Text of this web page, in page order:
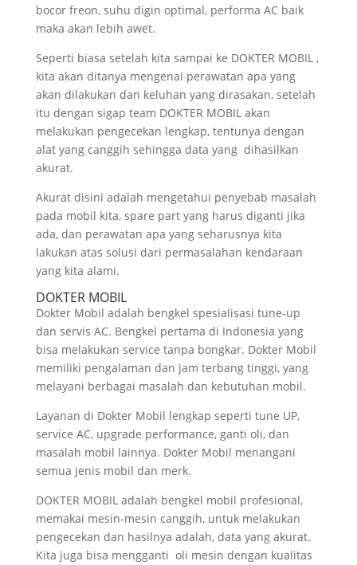
bocor freon, suhu digin optimal, performa AC baik
maka akan lebih awet.
Seperti biasa setelah kita sampai ke DOKTER MOBIL ,
kita akan ditanya mengenai perawatan apa yang
akan dilakukan dan keluhan yang dirasakan, setelah
itu dengan sigap team DOKTER MOBIL akan
melakukan pengecekan lengkap, tentunya dengan
alat yang canggih sehingga data yang dihasilkan
akurat.
Akurat disini adalah mengetahui penyebab masalah
pada mobil kita, spare part yang harus diganti jika
ada, dan perawatan apa yang seharusnya kita
lakukan atas solusi dari permasalahan kendaraan
yang kita alami.
DOKTER MOBIL
Dokter Mobil adalah bengkel spesialisasi tune-up
dan servis AC. Bengkel pertama di Indonesia yang
bisa melakukan service tanpa bongkar. Dokter Mobil
memiliki pengalaman dan jam terbang tinggi, yang
melayani berbagai masalah dan kebutuhan mobil.
Layanan di Dokter Mobil lengkap seperti tune UP,
service AC, upgrade performance, ganti oli, dan
masalah mobil lainnya. Dokter Mobil menangani
semua jenis mobil dan merk.
DOKTER MOBIL adalah bengkel mobil profesional,
memakai mesin-mesin canggih, untuk melakukan
pengecekan dan hasilnya adalah, data yang akurat.
Kita juga bisa mengganti oli mesin dengan kualitas